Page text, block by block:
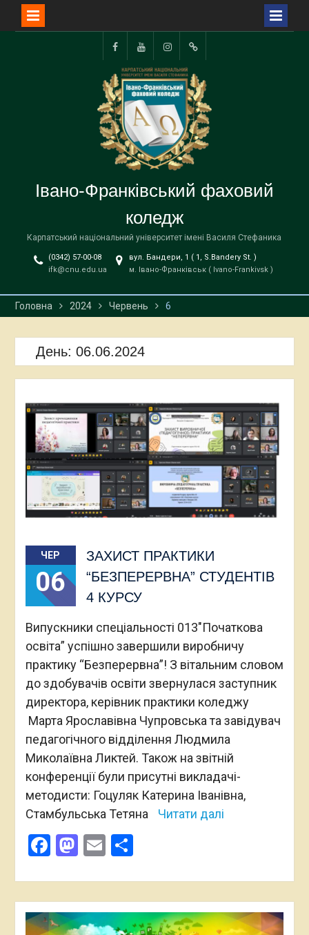
FacebookYouTubeInstagramTikTok
Івано-Франківський фаховий
коледж
Карпатський національний університет імені Василя Стефаника
(0342) 57-00-08
ifk@cnu.edu.ua
вул. Бандери, 1 ( 1, S.Bandery St. )
м. Івано-Франківськ ( Ivano-Frankivsk )
Головна 2024 Червень 6
День: 06.06.2024
ЧЕР
06
ЗАХИСТ ПРАКТИКИ
“БЕЗПЕРЕРВНА” СТУДЕНТІВ
4 КУРСУ
Випускники спеціальності 013″Початкова
освіта” успішно завершили виробничу
практику “Безперервна”! З вітальним словом
до здобувачів освіти звернулася заступник
директора, керівник практики коледжу
Марта Ярославівна Чупровська та завідувач
педагогічного відділення Людмила
Миколаївна Ликтей. Також на звітній
конференції були присутні викладачі-
методисти: Гоцуляк Катерина Іванівна,
Стамбульська Тетяна
Читати далі
Facebook
Mastodon
EmailПоділитися